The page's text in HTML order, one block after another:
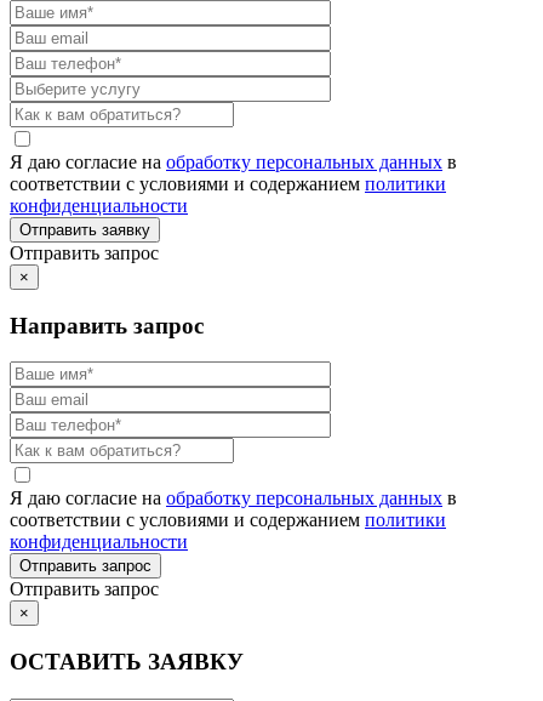
Я даю согласие на обработку персональных данных в
соответствии с условиями и содержанием политики
конфиденциальности
Отправить запрос
×
Направить запрос
Я даю согласие на обработку персональных данных в
соответствии с условиями и содержанием политики
конфиденциальности
Отправить запрос
×
ОСТАВИТЬ ЗАЯВКУ